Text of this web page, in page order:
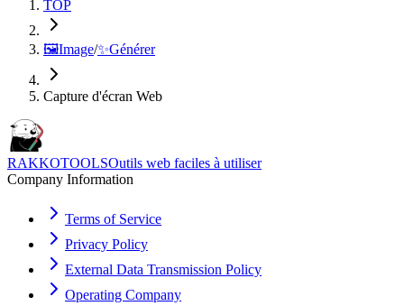
TOP
🖼️Image/✨Générer
Capture d'écran Web
RAKKOTOOLSOutils web faciles à utiliser
Company Information
Terms of Service
Privacy Policy
External Data Transmission Policy
Operating Company